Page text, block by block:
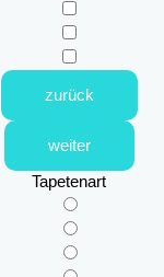
zurück
weiter
Tapetenart